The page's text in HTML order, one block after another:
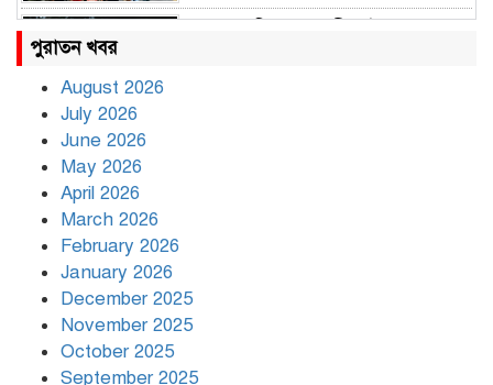
বৃষ্টি থামার নাম নেই, পথে পথে
পুরাতন খবর
August 2026
July 2026
June 2026
May 2026
April 2026
March 2026
February 2026
January 2026
December 2025
November 2025
October 2025
September 2025